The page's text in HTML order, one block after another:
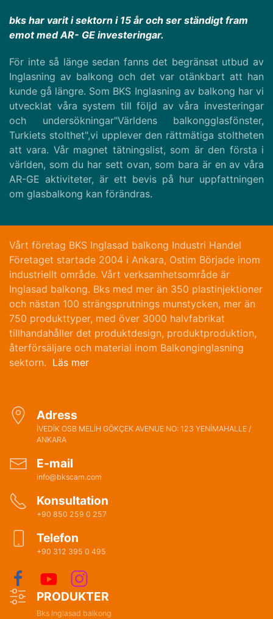
bks har varit i sektorn i 15 år och ser ständigt fram
emot med AR- GE investeringar.
För inte så länge sedan fanns det begränsat utbud av
Inglasning av balkong och det var otänkbart att han
kunde gå längre. Som BKS Inglasning av balkong har vi
utvecklat våra system till följd av våra investeringar
och undersökningar"Världens balkongglasfönster,
Turkiets stolthet",vi upplever den rättmätiga stoltheten
att vara. Vår magnet tätningslist, som är den första i
världen, som du har sett ovan, som bara är en av våra
AR-GE aktiviteter, är ett bevis på hur uppfattningen
om glasbalkong kan förändras.
Vårt företag BKS Inglasad balkong Industri Handel
Företaget startade 2004 i Ankara, Ostim Började inom
industriellt område. Vårt verksamhetsområde är
Inglasad balkong. Bks med mer än 350 plastinjektioner
och nästan 100 strängsprutnings munstycken, mer än
750 produkttyper, med över 3000 halvfabrikat
tillhandahåller det produktdesign, produktproduktion,
återförsäljare och material inom Balkonginglasning
sektorn. Läs mer
Adress
İVEDİK OSB MELİH GÖKÇEK AVENUE NO: 123 YENİMAHALLE /
ANKARA
E-mail
info@bkscam.com
Konsultation
+90 850 259 0 257
Telefon
+90 312 395 0 495
PRODUKTER
Bks Inglasad balkong